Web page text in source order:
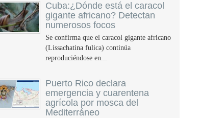
Cuba:¿Dónde está el caracol
gigante africano? Detectan
numerosos focos
Se confirma que el caracol gigante africano
(Lissachatina fulica) continúa
reproduciéndose en...
Puerto Rico declara
emergencia y cuarentena
agrícola por mosca del
Mediterráneo